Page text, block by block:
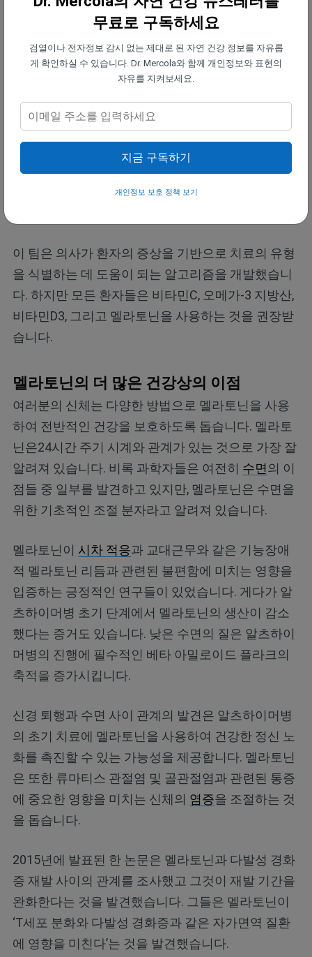
그 후 검토가 출판되었을 때 멜라토닌과 이 인용구에
대한 언급은 삭제되었습니다. 코로나19 환자의 또 다
른 과제는 코로나19 후유증의 발병인데, 캘리포니아
25%의 환자에게 영향을 미친다고 밝혔습니다.
코로나19 후유증의 증상은 몸살, 근육통, 브레인 포
그, 복부 문제, 후각과 미각의 상실을 포함할 수 있습
니다. FLCCC 그룹은 I-RECOVER라고 불리는 롱코비
이 팀은 의사가 환자의 증상을 기반으로 치료의 유형
을 식별하는 데 도움이 되는 알고리즘을 개발했습니
다. 하지만 모든 환자들은 비타민C, 오메가-3 지방산,
비타민D3, 그리고 멜라토닌을 사용하는 것을 권장받
습니다.
멜라토닌의 더 많은 건강상의 이점
여러분의 신체는 다양한 방법으로 멜라토닌을 사용
하여 전반적인 건강을 보호하도록 돕습니다. 멜라토
닌은24시간 주기 시계와 관계가 있는 것으로 가장 잘
알려져 있습니다. 비록 과학자들은 여전히 수면의 이
점들 중 일부를 발견하고 있지만, 멜라토닌은 수면을
위한 기초적인 조절 분자라고 알려져 있습니다.
멜라토닌이 시차 적응과 교대근무와 같은 기능장애
적 멜라토닌 리듬과 관련된 불편함에 미치는 영향을
입증하는 긍정적인 연구들이 있었습니다. 게다가 알
츠하이머병 초기 단계에서 멜라토닌의 생산이 감소
했다는 증거도 있습니다. 낮은 수면의 질은 알츠하이
머병의 진행에 필수적인 베타 아밀로이드 플라크의
축적을 증가시킵니다.
신경 퇴행과 수면 사이 관계의 발견은 알츠하이머병
의 초기 치료에 멜라토닌을 사용하여 건강한 정신 노
화를 촉진할 수 있는 가능성을 제공합니다. 멜라토닌
은 또한 류마티스 관절염 및 골관절염과 관련된 통증
에 중요한 영향을 미치는 신체의 염증을 조절하는 것
을 돕습니다.
2015년에 발표된 한 논문은 멜라토닌과 다발성 경화
증 재발 사이의 관계를 조사했고 그것이 재발 기간을
완화한다는 것을 발견했습니다. 그들은 멜라토닌이
‘T세포 분화와 다발성 경화증과 같은 자가면역 질환
에 영향을 미친다’는 것을 발견했습니다.
무료로 구독하세요
검열이나 전자정보 감시 없는 제대로 된 자연 건강 정보를 자유롭
게 확인하실 수 있습니다. Dr. Mercola와 함께 개인정보와 표현의
자유를 지켜보세요.
지금 구독하기
개인정보 보호 정책 보기